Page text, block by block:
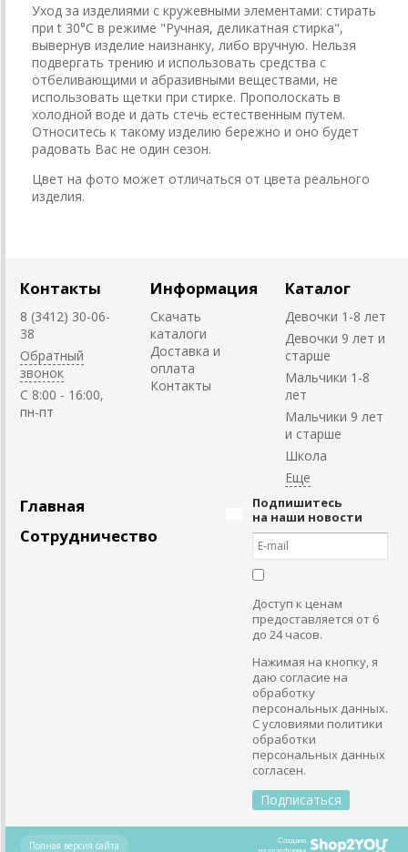
Уход за изделиями с кружевными элементами: стирать
при t 30°C в режиме "Ручная, деликатная стирка",
вывернув изделие наизнанку, либо вручную. Нельзя
подвергать трению и использовать средства с
отбеливающими и абразивными веществами, не
использовать щетки при стирке. Прополоскать в
холодной воде и дать стечь естественным путем.
Относитесь к такому изделию бережно и оно будет
радовать Вас не один сезон.
Цвет на фото может отличаться от цвета реального
изделия.
Контакты
8 (3412) 30-06-
38
Обратный
звонок
C 8:00 - 16:00,
пн-пт
Информация
Скачать
каталоги
Доставка и
оплата
Контакты
Каталог
Девочки 1-8 лет
Девочки 9 лет и
старше
Мальчики 1-8
лет
Мальчики 9 лет
и старше
Школа
Главная
Сотрудничество
Подпишитесь
на наши новости
Доступ к ценам
предоставляется от 6
до 24 часов.
Нажимая на кнопку, я
даю согласие на
обработку
персональных данных.
С условиями политики
обработки
персональных данных
согласен.
Создано
на платформе
Полная версия сайта